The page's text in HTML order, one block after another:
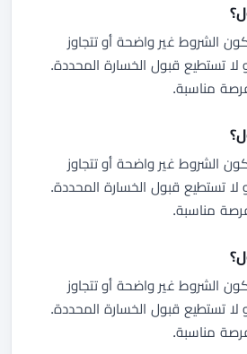
الشروط غير واضحة أو تتجاوز
لا تستطيع قبول الخسارة المحددة.
مناسبة.
الشروط غير واضحة أو تتجاوز
لا تستطيع قبول الخسارة المحددة.
مناسبة.
الشروط غير واضحة أو تتجاوز
لا تستطيع قبول الخسارة المحددة.
مناسبة.